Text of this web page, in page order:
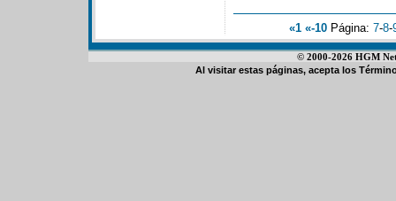
«1 «-10 Página: 7-8-
© 2000-2026 HGM
Al visitar estas páginas, acepta los